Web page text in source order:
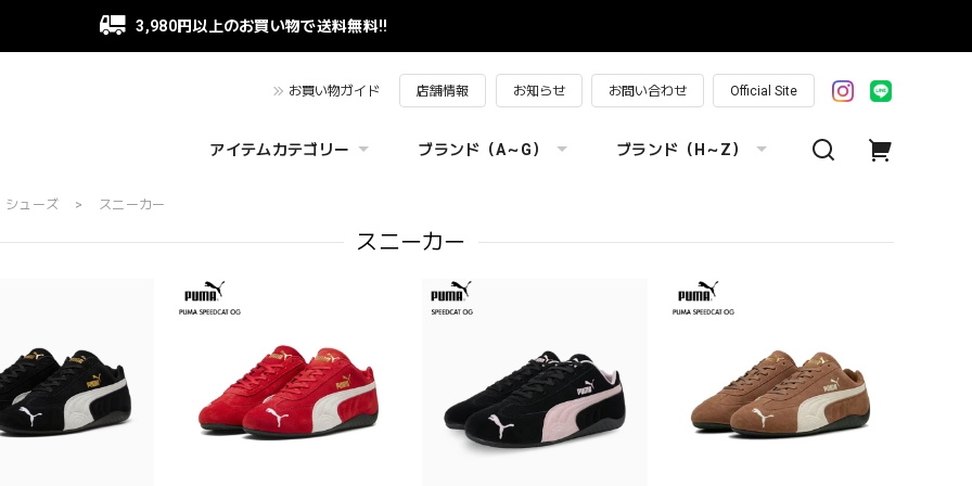
3,980円以上のお買い物で送料無料!!
お買い物ガイド 店舗情報 お知らせ お問い合わせ Official Site
アイテムカテゴリー ブランド（A～G） ブランド（H～Z）
シューズ スニーカー
スニーカー